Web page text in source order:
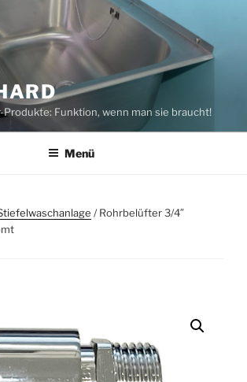
Produkte: Funktion, wenn man sie braucht!
Menü
/ Rohrbelüfter 3/4″